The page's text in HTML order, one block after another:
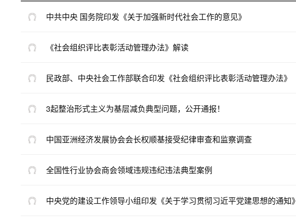
中共中央 国务院印发《关于加强新时代社会工作的意见》
《社会组织评比表彰活动管理办法》解读
民政部、中央社会工作部联合印发《社会组织评比表彰活动管理办法》
3起整治形式主义为基层减负典型问题，公开通报！
中国亚洲经济发展协会会长权顺基接受纪律审查和监察调查
全国性行业协会商会领域违规违纪违法典型案例
中央党的建设工作领导小组印发《关于学习贯彻习近平党建思想的通知》